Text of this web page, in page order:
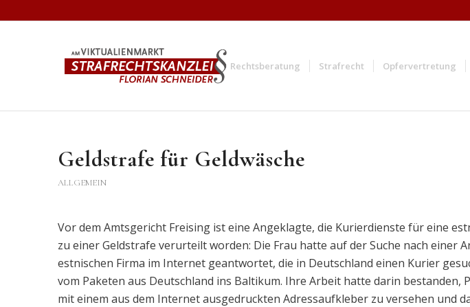
Rechtsberatung Strafrecht Opfervertretung
Geldstrafe für Geldwäsche
ALLGEMEIN
Vor dem Amtsgericht Freising ist eine Angeklagte, die Kurierdienste für eine
zu einer Geldstrafe verurteilt worden: Die Frau hatte auf der Suche nach einer
estnischen Firma im Internet geantwortet, die in Deutschland einen Kurier
vom Paketen aus Deutschland ins Baltikum. Ihre Arbeit hatte darin bestanden,
mit einem aus dem Internet ausgedruckten Adressaufkleber zu versehen und